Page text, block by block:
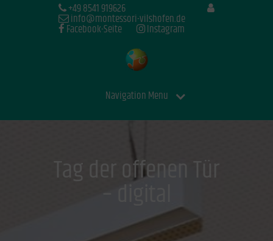
+49 8541 919626
info@montessori-vilshofen.de
Facebook-Seite Instagram
Navigation Menu
Tag der offenen Tür
– digital